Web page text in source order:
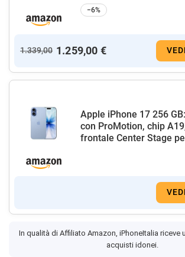
−6%
1.339,00 1.259,00 €
Apple iPhone 17 256
con ProMotion, chip
frontale Center Stage
In qualità di Affiliato Amazon, iPhoneItalia riceve
acquisti idonei.